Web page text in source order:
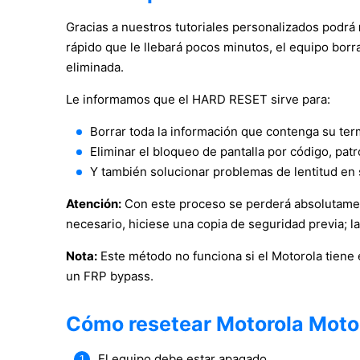
Gracias a nuestros tutoriales personalizados podrá
rápido que le llebará pocos minutos, el equipo
eliminada.
Le informamos que el HARD RESET sirve para:
Borrar toda la información que contenga su
Eliminar el bloqueo de pantalla por código,
Y también solucionar problemas de lentitud en
Atención: Con este proceso se perderá
necesario, hiciese una copia de seguridad previa;
Nota: Este método no funciona si el Motorola
un FRP bypass.
Cómo resetear Motorola